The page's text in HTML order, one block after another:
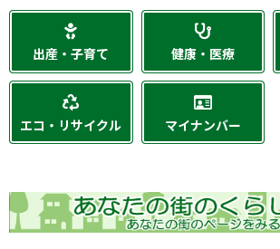
出産・子育て 健康・医療
エコ・リサイクル マイナンバー